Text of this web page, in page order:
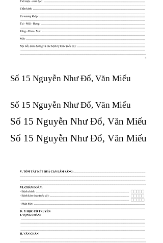
Số 15 Nguyễn Như Đổ, Văn Miếu
Số 15 Nguyễn Như Đổ, Văn Miếu​​​​
Số 15 Nguyễn Như Đổ, Văn Miếu​​​​
Số 15 Nguyễn Như Đổ, Văn Miếu​​​​